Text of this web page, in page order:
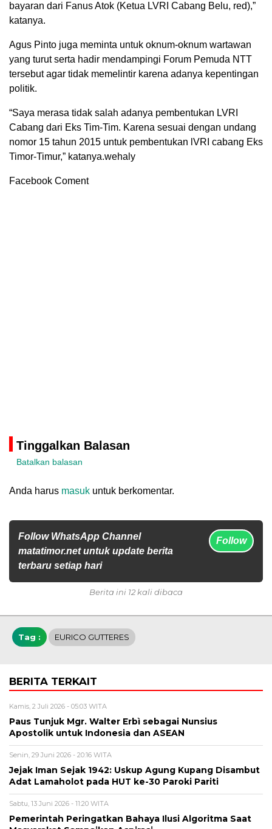
bayaran dari Fanus Atok (Ketua LVRI Cabang Belu, red),”
katanya.
Agus Pinto juga meminta untuk oknum-oknum wartawan
yang turut serta hadir mendampingi Forum Pemuda NTT
tersebut agar tidak memelintir karena adanya kepentingan
politik.
“Saya merasa tidak salah adanya pembentukan LVRI
Cabang dari Eks Tim-Tim. Karena sesuai dengan undang
nomor 15 tahun 2015 untuk pembentukan lVRI cabang Eks
Timor-Timur,” katanya.wehaly
Facebook Coment
Tinggalkan Balasan
Batalkan balasan
Anda harus masuk untuk berkomentar.
Follow WhatsApp Channel
matatimor.net untuk update berita
terbaru setiap hari
Follow
Berita ini 12 kali dibaca
Tag : EURICO GUTTERES
BERITA TERKAIT
Kamis, 2 Juli 2026 - 05:03 WITA
Paus Tunjuk Mgr. Walter Erbì sebagai Nunsius
Apostolik untuk Indonesia dan ASEAN
Senin, 29 Juni 2026 - 20:16 WITA
Jejak Iman Sejak 1942: Uskup Agung Kupang Disambut
Adat Lamaholot pada HUT ke-30 Paroki Pariti
Sabtu, 13 Juni 2026 - 11:20 WITA
Pemerintah Peringatkan Bahaya Ilusi Algoritma Saat